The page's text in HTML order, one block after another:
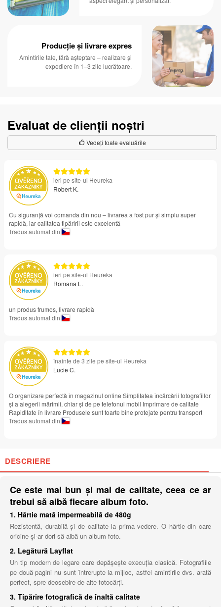
Producție și livrare expres
Amintirile tale, fără așteptare – realizare și
expediere în 1–3 zile lucrătoare.
Evaluat de clienții noștri
Vedeți toate evaluările
ieri pe site-ul Heureka
Robert K.
Cu siguranță voi comanda din nou – livrarea a fost pur și simplu super
rapidă, iar calitatea tipăririi este excelentă
Tradus automat din
ieri pe site-ul Heureka
Romana L.
un produs frumos, livrare rapidă
Tradus automat din
înainte de 3 zile pe site-ul Heureka
Lucie C.
O organizare perfectă în magazinul online Simplitatea încărcării fotografiilor
și a alegerii mărimii, chiar și de pe telefonul mobil Imprimare de calitate
Rapiditate în livrare Produsele sunt foarte bine protejate pentru transport
Tradus automat din
DESCRIERE
Ce este mai bun și mai de calitate, ceea ce ar
trebui să aibă fiecare album foto.
1. Hârtie mată impermeabilă de 480g
Rezistentă, durabilă și de calitate la prima vedere. O hârtie din care
oricine și-ar dori să aibă un album foto.
2. Legătură Layflat
Un tip modern de legare care depășește execuția clasică. Fotografiile
pe două pagini nu sunt întrerupte la mijloc, astfel amintirile dvs. arată
perfect, spre deosebire de alte fotocărți.
3. Tipărire fotografică de înaltă calitate